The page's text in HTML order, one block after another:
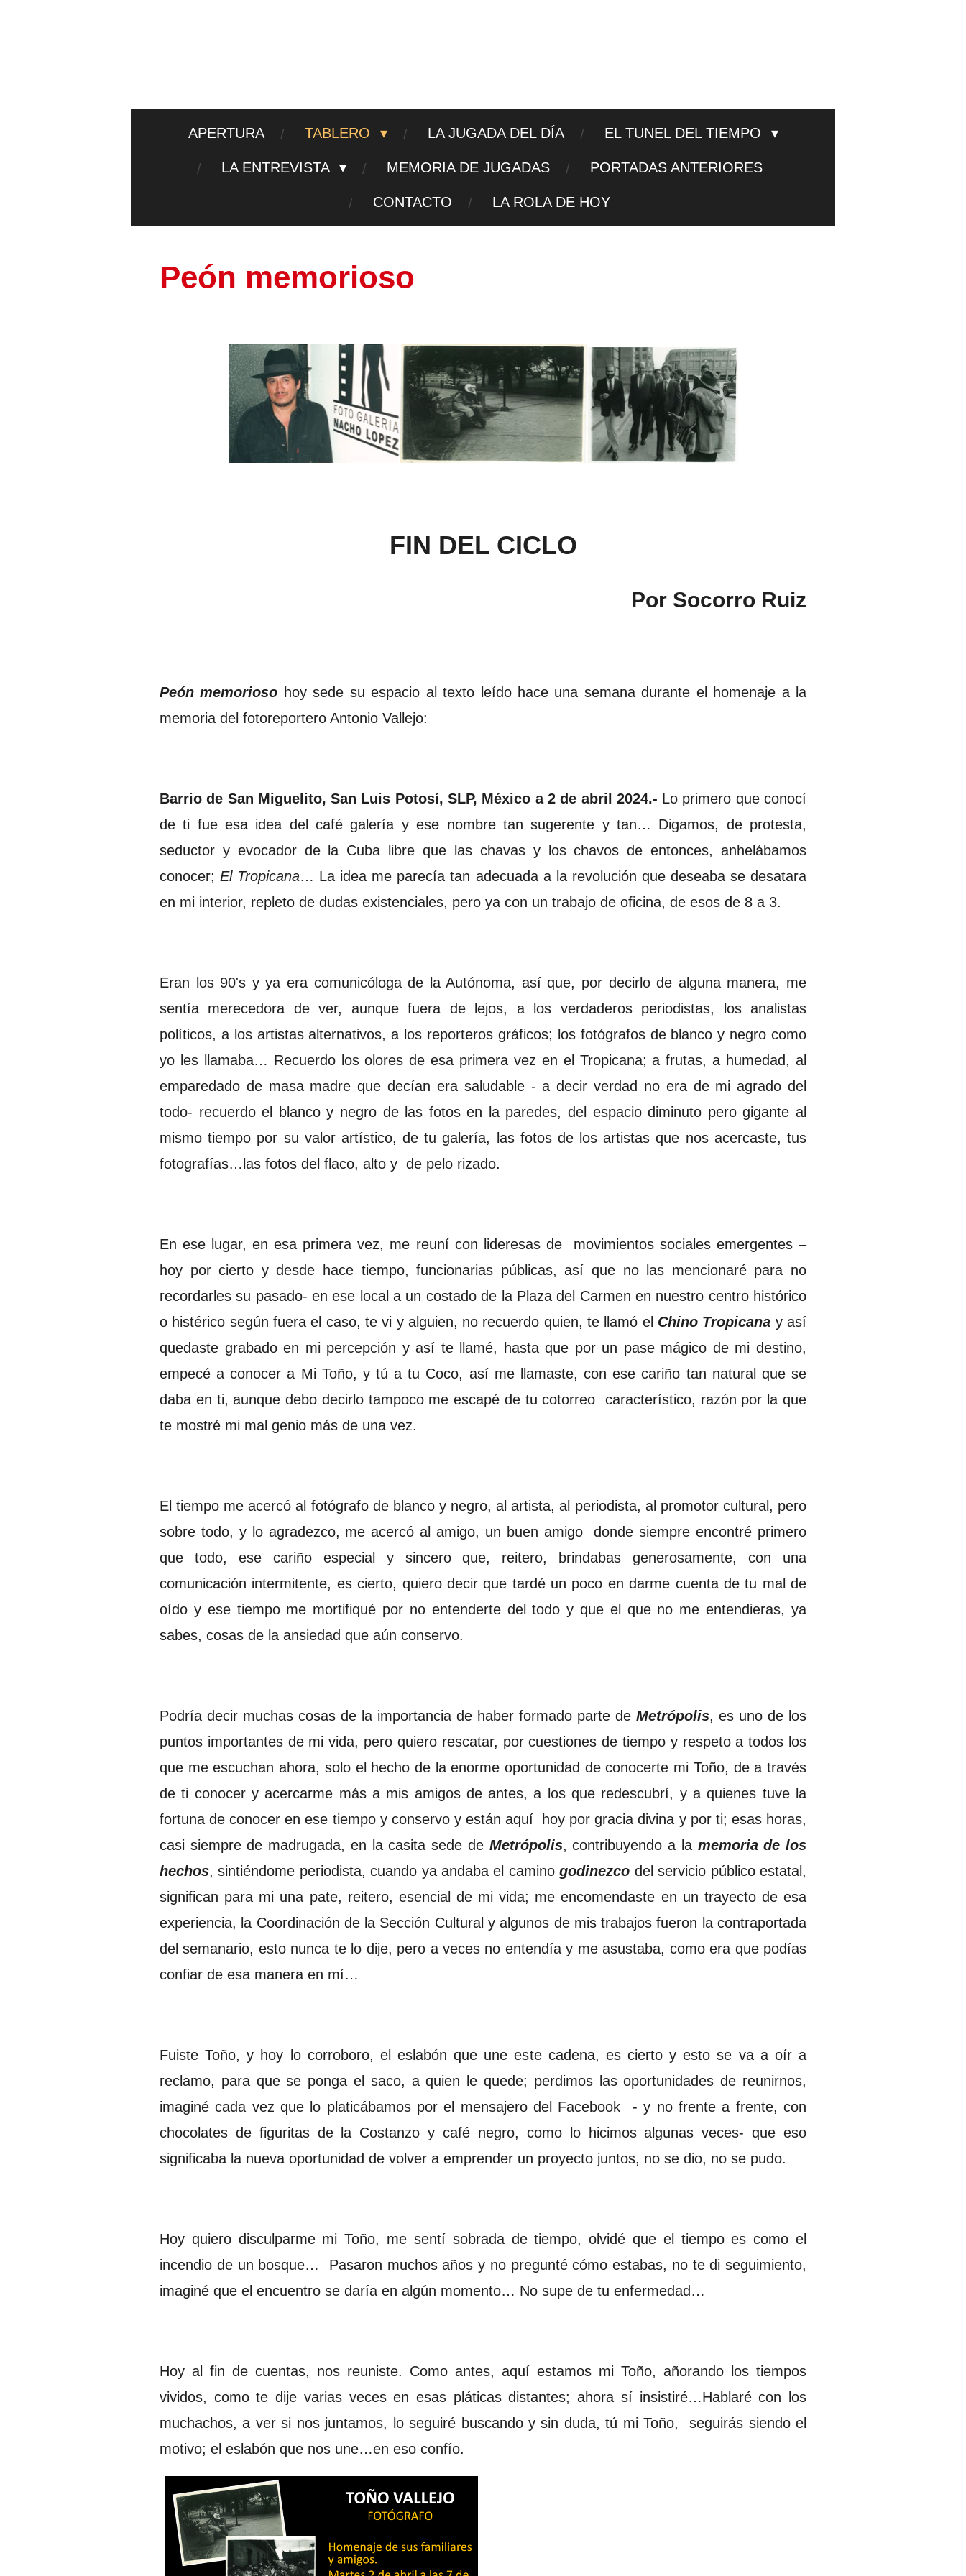
APERTURA TABLERO LA JUGADA DEL DÍA EL TUNEL DEL TIEMPO
LA ENTREVISTA MEMORIA DE JUGADAS PORTADAS ANTERIORES
CONTACTO LA ROLA DE HOY
Peón memorioso
FIN DEL CICLO
Por Socorro Ruiz
Peón memorioso hoy sede su espacio al texto leído hace una semana durante el homenaje a la
memoria del fotoreportero Antonio Vallejo:
Barrio de San Miguelito, San Luis Potosí, SLP, México a 2 de abril 2024.- Lo primero que conocí
de ti fue esa idea del café galería y ese nombre tan sugerente y tan… Digamos, de protesta,
seductor y evocador de la Cuba libre que las chavas y los chavos de entonces, anhelábamos
conocer;El Tropicana… La idea me parecía tan adecuada a la revolución que deseaba se desatara
en mi interior, repleto de dudas existenciales, pero ya con un trabajo de oficina, de esos de 8 a 3.
Eran los 90's y ya era comunicóloga de la Autónoma, así que, por decirlo de alguna manera, me
sentía merecedora de ver, aunque fuera de lejos, a los verdaderos periodistas, los analistas
políticos, a los artistas alternativos, a los reporteros gráficos; los fotógrafos de blanco y negro como
yo les llamaba… Recuerdo los olores de esa primera vez en el Tropicana; a frutas, a humedad, al
emparedado de masa madre que decían era saludable - a decir verdad no era de mi agrado del
todo- recuerdo el blanco y negro de las fotos en la paredes, del espacio diminuto pero gigante al
mismo tiempo por su valor artístico, de tu galería, las fotos de los artistas que nos acercaste, tus
fotografías…las fotos del flaco, alto y de pelo rizado.
En ese lugar, en esa primera vez, me reuní con lideresas de movimientos sociales emergentes –
hoy por cierto y desde hace tiempo, funcionarias públicas, así que no las mencionaré para no
recordarles su pasado- en ese local a un costado de la Plaza del Carmen en nuestro centro histórico
o histérico según fuera el caso, te vi y alguien, no recuerdo quien, te llamó el Chino Tropicana y así
quedaste grabado en mi percepción y así te llamé, hasta que por un pase mágico de mi destino,
empecé a conocer a Mi Toño, y tú a tu Coco, así me llamaste, con ese cariño tan natural que se
daba en ti, aunque debo decirlo tampoco me escapé de tu cotorreo característico, razón por la que
te mostré mi mal genio más de una vez.
El tiempo me acercó al fotógrafo de blanco y negro, al artista, al periodista, al promotor cultural, pero
sobre todo, y lo agradezco, me acercó al amigo, un buen amigo donde siempre encontré primero
que todo, ese cariño especial y sincero que, reitero, brindabas generosamente, con una
comunicación intermitente, es cierto, quiero decir que tardé un poco en darme cuenta de tu mal de
oído y ese tiempo me mortifiqué por no entenderte del todo y que el que no me entendieras, ya
sabes, cosas de la ansiedad que aún conservo.
Podría decir muchas cosas de la importancia de haber formado parte de Metrópolis, es uno de los
puntos importantes de mi vida, pero quiero rescatar, por cuestiones de tiempo y respeto a todos los
que me escuchan ahora, solo el hecho de la enorme oportunidad de conocerte mi Toño, de a través
de ti conocer y acercarme más a mis amigos de antes, a los que redescubrí, y a quienes tuve la
fortuna de conocer en ese tiempo y conservo y están aquí hoy por gracia divina y por ti; esas horas,
casi siempre de madrugada, en la casita sede de Metrópolis, contribuyendo a la memoria de los
hechos, sintiéndome periodista, cuando ya andaba el caminogodinezco del servicio público estatal,
significan para mi una pate, reitero, esencial de mi vida; me encomendaste en un trayecto de esa
experiencia, la Coordinación de la Sección Cultural y algunos de mis trabajos fueron la contraportada
del semanario, esto nunca te lo dije, pero a veces no entendía y me asustaba, como era que podías
confiar de esa manera en mí…
Fuiste Toño, y hoy lo corroboro, el eslabón que une este cadena, es cierto y esto se va a oír a
reclamo, para que se ponga el saco, a quien le quede; perdimos las oportunidades de reunirnos,
imaginé cada vez que lo platicábamos por el mensajero del Facebook - y no frente a frente, con
chocolates de figuritas de la Costanzo y café negro, como lo hicimos algunas veces- que eso
significaba la nueva oportunidad de volver a emprender un proyecto juntos, no se dio, no se pudo.
Hoy quiero disculparme mi Toño, me sentí sobrada de tiempo, olvidé que el tiempo es como el
incendio de un bosque… Pasaron muchos años y no pregunté cómo estabas, no te di seguimiento,
imaginé que el encuentro se daría en algún momento… No supe de tu enfermedad…
Hoy al fin de cuentas, nos reuniste. Como antes, aquí estamos mi Toño, añorando los tiempos
vividos, como te dije varias veces en esas pláticas distantes; ahora sí insistiré…Hablaré con los
muchachos, a ver si nos juntamos, lo seguiré buscando y sin duda, tú mi Toño, seguirás siendo el
motivo; el eslabón que nos une…en eso confío.